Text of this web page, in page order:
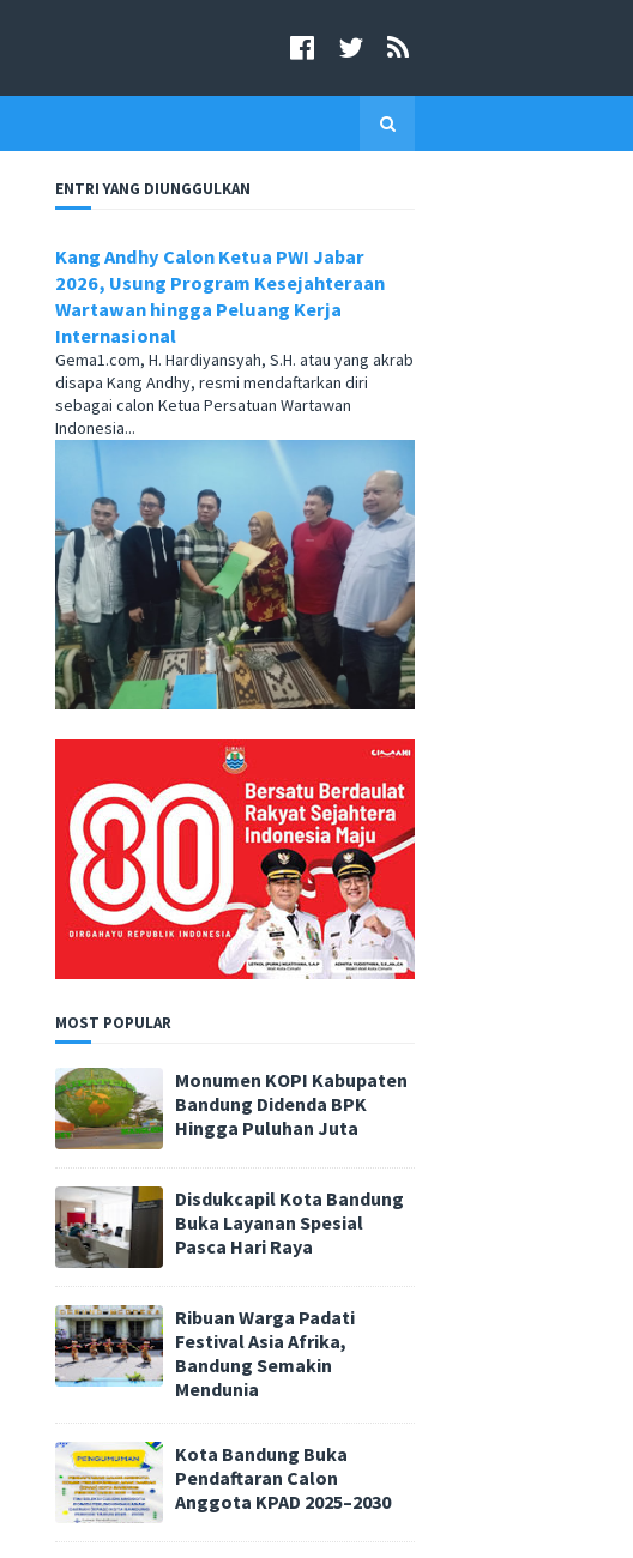
ENTRI YANG DIUNGGULKAN
Kang Andhy Calon Ketua PWI Jabar
2026, Usung Program Kesejahteraan
Wartawan hingga Peluang Kerja
Internasional
Gema1.com, H. Hardiyansyah, S.H. atau yang akrab
disapa Kang Andhy, resmi mendaftarkan diri
sebagai calon Ketua Persatuan Wartawan
Indonesia...
MOST POPULAR
Monumen KOPI Kabupaten
Bandung Didenda BPK
Hingga Puluhan Juta
Disdukcapil Kota Bandung
Buka Layanan Spesial
Pasca Hari Raya
Ribuan Warga Padati
Festival Asia Afrika,
Bandung Semakin
Mendunia
Kota Bandung Buka
Pendaftaran Calon
Anggota KPAD 2025–2030